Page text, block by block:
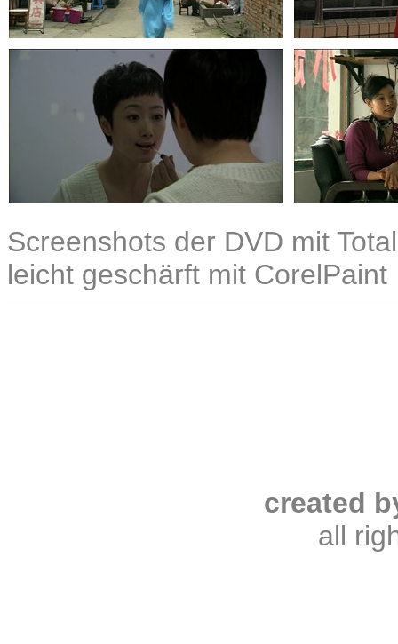
Screenshots der DVD mit
leicht geschärft mit CorelPaint
created
all